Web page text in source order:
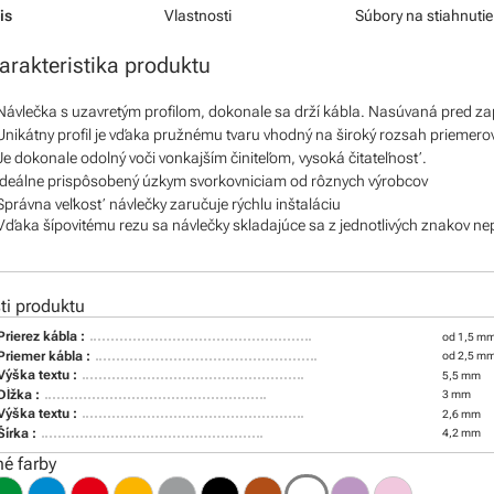
Vlastnosti Súbory na stiahnutie
produktu
s uzavretým profilom, dokonale sa drží kábla. Nasúvaná pred
profil je vďaka pružnému tvaru vhodný na široký rozsah
dokonale odolný voči vonkajším činiteľom, vysoká čitateľnosť.
prispôsobený úzkym svorkovniciam od rôznych výrobcov
veľkosť návlečky zaručuje rýchlu inštaláciu
šípovitému rezu sa návlečky skladajúce sa z jednotlivých znakov
produktu
kábla : od 1,5
kábla : od 2,5
textu : 5,5 mm
: 3 mm
textu : 2,6 mm
: 4,2 mm
farby